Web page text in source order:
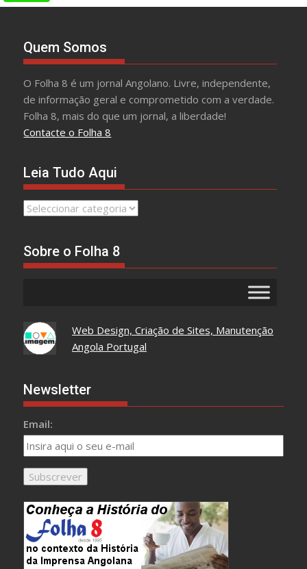
Quem Somos
O Folha 8 é um jornal Angolano. Livre, independente,
de informação geral e comprometido com a verdade.
Folha 8, mais do que um jornal, a liberdade!
Contacte o Folha 8
Leia Tudo Aqui
Leia
Sobre o Folha 8
Web Design, Criação de Sites, Manutenção
Angola Portugal
Newsletter
Email: